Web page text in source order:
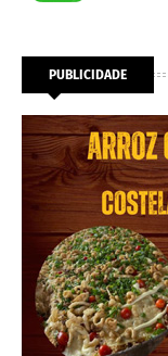
PUBLICIDADE